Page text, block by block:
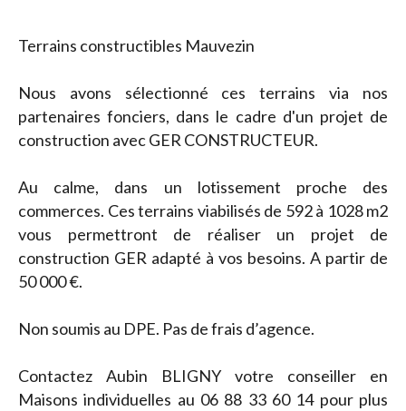
Terrains constructibles Mauvezin
Nous avons sélectionné ces terrains via nos
partenaires fonciers, dans le cadre d'un projet de
construction avec GER CONSTRUCTEUR.
Au calme, dans un lotissement proche des
commerces. Ces terrains viabilisés de 592 à 1028 m2
vous permettront de réaliser un projet de
construction GER adapté à vos besoins. A partir de
50 000 €.
Non soumis au DPE. Pas de frais d’agence.
Contactez Aubin BLIGNY votre conseiller en
Maisons individuelles au 06 88 33 60 14 pour plus